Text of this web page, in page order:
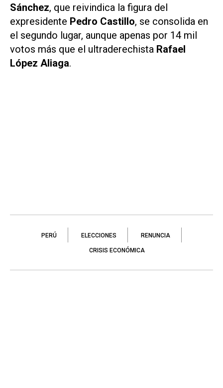
Sánchez, que reivindica la figura del
expresidente Pedro Castillo, se consolida en
el segundo lugar, aunque apenas por 14 mil
votos más que el ultraderechista Rafael
López Aliaga.
PERÚ ELECCIONES RENUNCIA
CRISIS ECONÓMICA